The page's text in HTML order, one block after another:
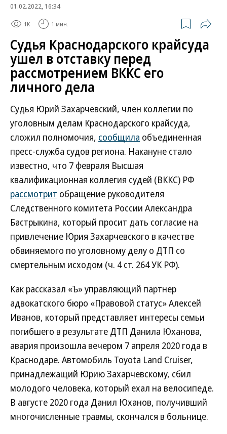
01.02.2022, 16:34
1K 1 мин.
Судья Краснодарского крайсуда
ушел в отставку перед
рассмотрением ВККС его
личного дела
Судья Юрий Захарчевский, член коллегии по
уголовным делам Краснодарского крайсуда,
сложил полномочия, сообщила объединенная
пресс-служба судов региона. Накануне стало
известно, что 7 февраля Высшая
квалификационная коллегия судей (ВККС) РФ
рассмотрит обращение руководителя
Следственного комитета России Александра
Бастрыкина, который просит дать согласие на
привлечение Юрия Захарчевского в качестве
обвиняемого по уголовному делу о ДТП со
смертельным исходом (ч. 4 ст. 264 УК РФ).
Как рассказал «Ъ» управляющий партнер
адвокатского бюро «Правовой статус» Алексей
Иванов, который представляет интересы семьи
погибшего в результате ДТП Данила Юханова,
авария произошла вечером 7 апреля 2020 года в
Краснодаре. Автомобиль Toyota Land Cruiser,
принадлежащий Юрию Захарчевскому, сбил
молодого человека, который ехал на велосипеде.
В августе 2020 года Данил Юханов, получивший
многочисленные травмы, скончался в больнице.